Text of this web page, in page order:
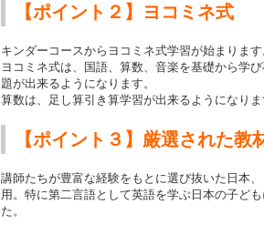
【ポイント２】ヨコミネ式
キンダーコースからヨコミネ式学習が始まります
ヨコミネ式は、国語、算数、音楽を基礎から学
題が出来るようになります。
算数は、足し算引き算学習が出来るようになりま
【ポイント３】厳選された教
講師たちが豊富な経験をもとに選び抜いた日本
用。特に第二言語として英語を学ぶ日本の子ど
た。